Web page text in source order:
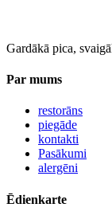
Gardākā pica,
Par mums
restorāns
piegāde
kontakti
Pasākumi
alergēni
Ēdienkarte